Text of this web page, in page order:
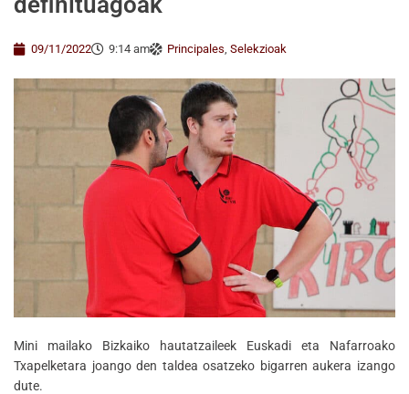
09/11/2022 9:14 am Principales, Selekzioak
Mini mailako Bizkaiko hautatzaileek Euskadi eta Nafarroako
Txapelketara joango den taldea osatzeko bigarren aukera izango
dute.